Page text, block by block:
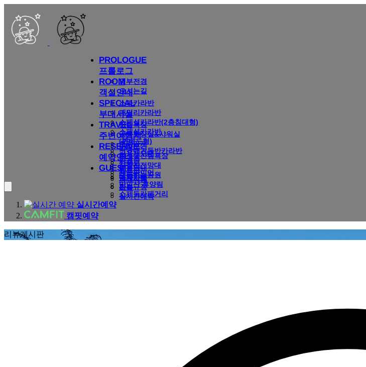
PROLOGUE
프롤로그
외부전경
오시는길
ROOM
객실안내
스파카라반
패밀리카라반
스페셜카라반(2층침대형)
스페셜카라반
(퀸베드형)
신규애견동반카라반
타프존
텐트존
파쇄석존
SPECIAL
부대시설
산림욕장
공용화장실&샤워실
호떡가게
공용개수대
산책로
캠프파이어
TRAVEL
주변여행지
미리보기
상소동산림욕장
식장산전망대
대동하늘공원
만인산 휴양림
소제동카페거리
RESERVE
예약안내
이용안내
예약안내
환불규정
실시간예약
GUEST
공지사항
리뷰
실시간예약
캠핏예약
리뷰게시판